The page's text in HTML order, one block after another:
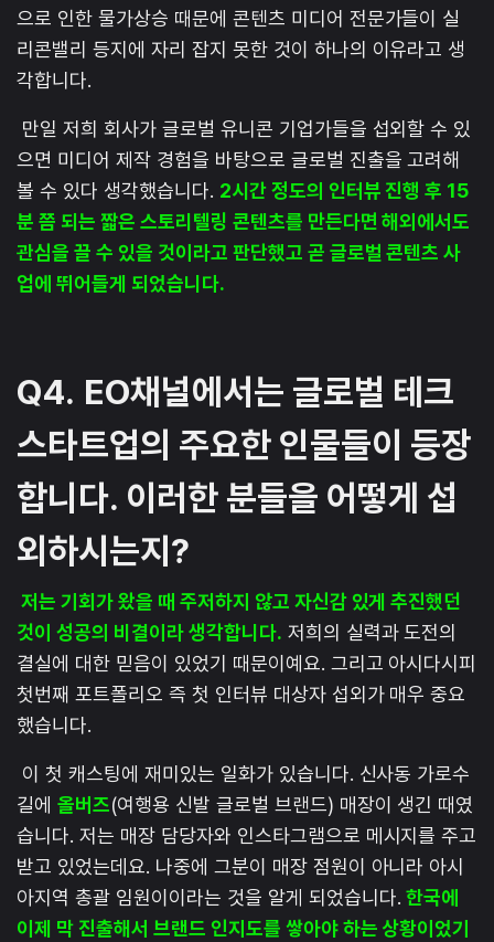
으로 인한 물가상승 때문에 콘텐츠 미디어 전문가들이 실
리콘밸리 등지에 자리 잡지 못한 것이 하나의 이유라고 생
각합니다.
만일 저희 회사가 글로벌 유니콘 기업가들을 섭외할 수 있
으면 미디어 제작 경험을 바탕으로 글로벌 진출을 고려해
볼 수 있다 생각했습니다. 2시간 정도의 인터뷰 진행 후 15
분 쯤 되는 짧은 스토리텔링 콘텐츠를 만든다면 해외에서도
관심을 끌 수 있을 것이라고 판단했고 곧 글로벌 콘텐츠 사
업에 뛰어들게 되었습니다.
Q4. EO채널에서는 글로벌 테크
스타트업의 주요한 인물들이 등장
합니다. 이러한 분들을 어떻게 섭
외하시는지?
저는 기회가 왔을 때 주저하지 않고 자신감 있게 추진했던
것이 성공의 비결이라 생각합니다. 저희의 실력과 도전의
결실에 대한 믿음이 있었기 때문이예요. 그리고 아시다시피
첫번째 포트폴리오 즉 첫 인터뷰 대상자 섭외가 매우 중요
했습니다.
이 첫 캐스팅에 재미있는 일화가 있습니다. 신사동 가로수
길에 올버즈(여행용 신발 글로벌 브랜드) 매장이 생긴 때였
습니다. 저는 매장 담당자와 인스타그램으로 메시지를 주고
받고 있었는데요. 나중에 그분이 매장 점원이 아니라 아시
아지역 총괄 임원이이라는 것을 알게 되었습니다.한국에
이제 막 진출해서 브랜드 인지도를 쌓아야 하는 상황이었기